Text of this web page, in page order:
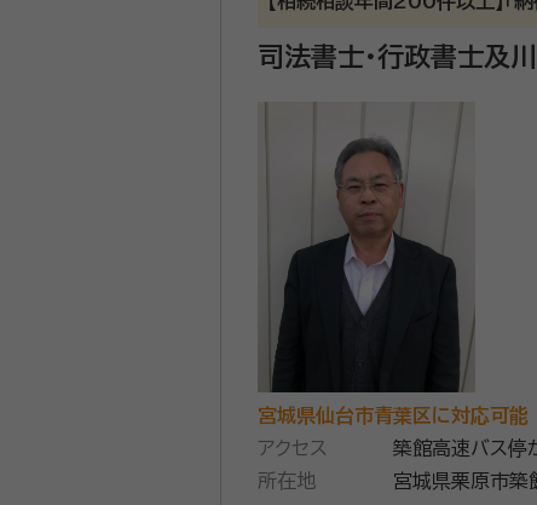
account_circle
面談の感想
電話でのやりとりもスムーズで質
相続の専門家として、これま
もお客様と共に立案いたしま
りサポートいたします。
資格等：
社会保険労務士、ＣＦＰ
所属団体：宮城県行政書士会 /
司法書士・行政書士及
宮城県仙台市青葉区に対応可能
アクセス
築館高速バス停
所在地
宮城県栗原市築